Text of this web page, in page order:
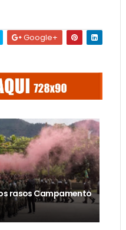
Google+
rasos Campamento